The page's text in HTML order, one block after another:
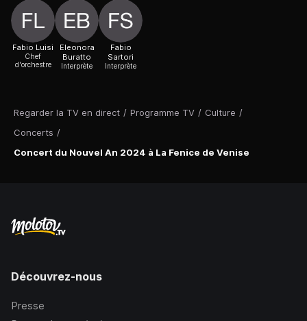
Regarder la TV en direct / Programme TV / Culture /
Concerts /
Concert du Nouvel An 2024 à La Fenice de Venise
Fabio Luisi
Chef
d'orchestre
Eleonora
Buratto
Interprète
Fabio
Sartori
Interprète
Découvrez-nous
Presse